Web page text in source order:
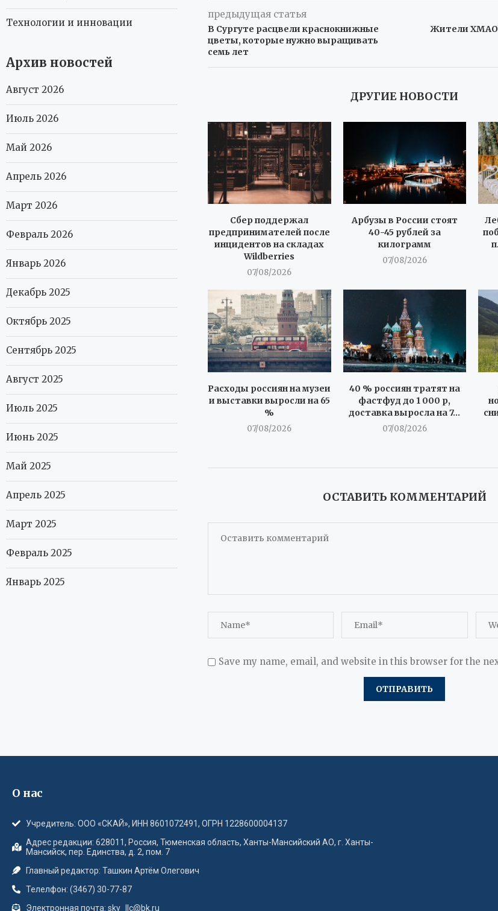
предыдущая статья
В Сургуте расцвели краснокнижные
цветы, которые нужно выращивать
семь лет
Жители ХМАО
ДРУГИЕ НОВОСТИ
Сбер поддержал
предпринимателей после
инцидентов на складах
Wildberries
07/08/2026
Арбузы в России стоят
40-45 рублей за
килограмм
07/08/2026
Расходы россиян на музеи
и выставки выросли на 65
%
07/08/2026
40 % россиян тратят на
фастфуд до 1 000 р,
доставка выросла на 7...
07/08/2026
ОСТАВИТЬ КОММЕНТАРИЙ
Save my name, email, and website in this browser for the
Технологии и инновации
Архив новостей
Август 2026
Июль 2026
Май 2026
Апрель 2026
Март 2026
Февраль 2026
Январь 2026
Декабрь 2025
Октябрь 2025
Сентябрь 2025
Август 2025
Июль 2025
Июнь 2025
Май 2025
Апрель 2025
Март 2025
Февраль 2025
Январь 2025
О нас
Учредитель: ООО «СКАЙ», ИНН 8601072491, ОГРН 1228600004137
Адрес редакции: 628011, Россия, Тюменская область, Ханты-Мансийский АО, г. Ханты-
Мансийск, пер. Единства, д. 2, пом. 7
Главный редактор: Ташкин Артём Олегович
Телелфон: (3467) 30-77-87
Электронная почта: sky_llc@bk.ru